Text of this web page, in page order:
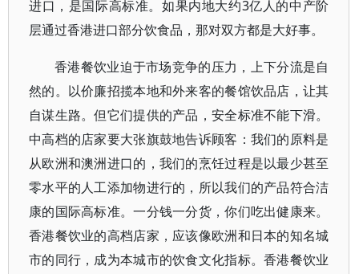
进口，是国际高标准。如果内地大约3亿人的中产阶
层通过香港进口部分饮食品，那对双方都是大好事。
香港餐饮业迫于市场竞争的压力，上下分流是自
然的。以价廉招揽本地和外来客的餐馆饮品店，让其
自谋生路。但它们提供的产品，安全标准不能下滑。
中高档的店家要大张旗鼓地告诉顾客：我们的原料是
从欧洲和澳洲进口的，我们的烹饪过程是以最少甚至
零水平的人工添加物进行的，所以我们的产品符合洁
康的国际高标准。一分钱一分货，你们吃出健康来。
香港餐饮业的高档店家，应该像欧洲和日本的知名城
市的同行，成为本城市的饮食文化指标。香港餐饮业